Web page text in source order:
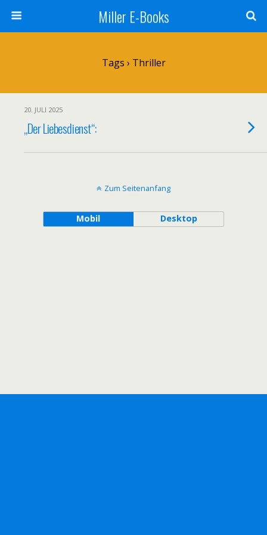
Miller E-Books
Tags › Thriller
20. JULI 2025
„Der Liebesdienst“:
Zum Seitenanfang
Mobil Desktop